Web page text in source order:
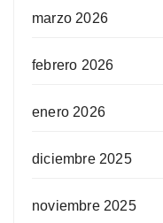
marzo 2026
febrero 2026
enero 2026
diciembre 2025
noviembre 2025